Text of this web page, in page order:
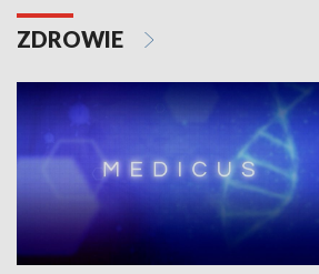
ZDROWIE